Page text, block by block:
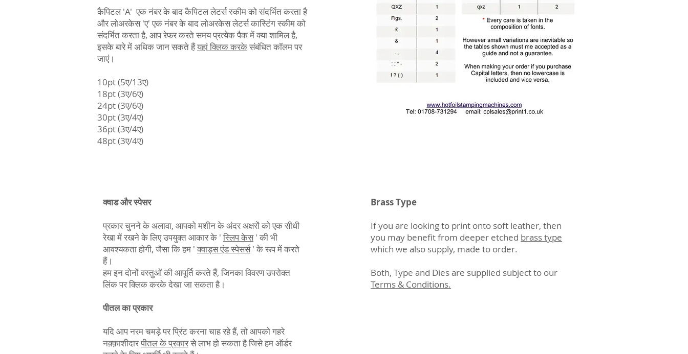
कैपिटल 'A' एक नंबर के बाद कैपिटल लेटर्स स्कीम को संदर्भित करता है
और लोअरकेस 'ए' एक नंबर के बाद लोअरकेस लेटर्स कास्टिंग स्कीम को
संदर्भित करता है, आप रेफर करते समय प्रत्येक पैक में क्या शामिल है,
इसके बारे में अधिक जान सकते हैंयहां क्लिक करकेसंबंधित कॉलम पर
जाएं।
10pt (5ए/13ए)
18pt (3ए/6ए)
24pt (3ए/6ए)
30pt (3ए/4ए)
36pt (3ए/4ए)
48pt (3ए/4ए)
क्वाड और स्पेसर
प्रकार चुनने के अलावा, आपको मशीन के अंदर अक्षरों को एक सीधी
रेखा में रखने के लिए उपयुक्त आकार के ' स्लिप केस' की भी
आवश्यकता होगी, जैसा कि हम ' क्वाड्स एंड स्पेसर्स' के रूप में करते
हैं।
हम इन दोनों वस्तुओं की आपूर्ति करते हैं, जिनका विवरण उपरोक्त
लिंक पर क्लिक करके देखा जा सकता है।
पीतल का प्रकार
यदि आप नरम चमड़े पर प्रिंट करना चाह रहे हैं, तो आपको गहरे
नक़्क़ाशीदारपीतल के प्रकारसे लाभ हो सकता है जिसे हम ऑर्डर
Brass Type
If you are looking to print onto soft leather, then
you may benefit from deeper etched brass type
which we also supply, made to order.
Both, Type and Dies are supplied subject to our
Terms & Conditions.